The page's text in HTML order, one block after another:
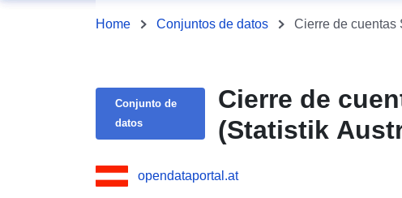
Home Conjuntos de datos Cierre de cuentas
Conjunto de
datos
Cierre de
(Statistik
opendataportal.at